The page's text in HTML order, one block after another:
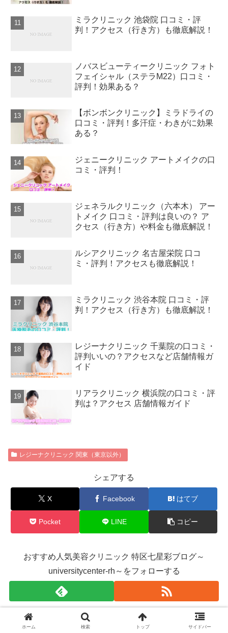
ミラクリニック 池袋院 口コミ・評
判！アクセス（行き方）も徹底解説！
ノバスビューティークリニック フォト
フェイシャル（ステラM22）口コミ・
評判！効果ある？
【ボンボンクリニック】ミラドライの
口コミ・評判！多汗症・わきがに効果
ある？
ジェニークリニック アートメイクの口
コミ・評判！
ジェネラルクリニック（六本木） アー
トメイク 口コミ・評判は良いの？ ア
クセス（行き方）や料金も徹底解説！
ルシアクリニック 名古屋栄院 口コ
ミ・評判！アクセスも徹底解説！
ミラクリニック 渋谷本院 口コミ・評
判！アクセス（行き方）も徹底解説！
レジーナクリニック 千葉院の口コミ・
評判いいの？アクセスなど店舗情報ガ
イド
リアラクリニック 横浜院の口コミ・評
判は？アクセス 店舗情報ガイド
レジーナクリニック 関東（東京以外）
シェアする
X Facebook はてブ
Pocket LINE コピー
おすすめ人気美容クリニック 特区七星彩ブログ～
universitycenter-rh～をフォローする
おすすめ人気美容クリニック 特区七星彩ブログ～
ホーム 検索 トップ サイドバー